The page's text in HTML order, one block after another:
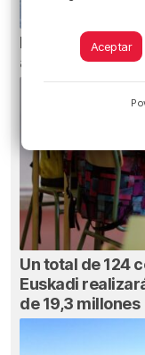
Planes para esta
alrededores: del
Un total de 124
Euskadi
de 19,3 millones
Aceptar